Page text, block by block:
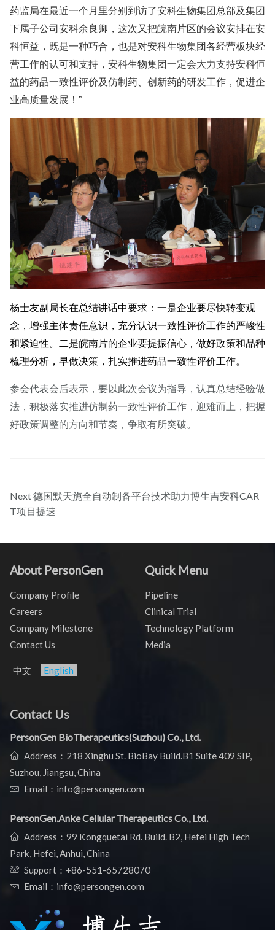
药监局在最近一个月里分别到访了安科生物集团总部及集团
下属子公司安科余良卿，这次又把皖南片区的会议安排在安
科恒益，既是一种巧合，也是对安科生物集团各经营板块经
营工作的认可和支持，安科生物集团一定会大力支持安科恒
益的药品一致性评价及仿制药、创新药的研发工作，促进企
业高质量发展！”
杨士友副局长在总结讲话中要求：一是企业要尽快转变观
念，增强主体责任意识，充分认识一致性评价工作的严峻性
和紧迫性。二是皖南片的企业要提振信心，做好政策和品种
梳理分析，早做决策，扎实推进药品一致性评价工作。
参会代表会后表示，要以此次会议为指导，认真总结经验做
法，积极落实推进仿制药一致性评价工作，迎难而上，把握
好政策调整的方向和节奏，争取有所突破。
Next德国默天旎全自动制备平台技术助力博生吉安科CAR
T项目提速
About PersonGen
Company Profile
Careers
Company Milestone
Contact Us
Quick Menu
Pipeline
Clinical Trial
Technology Platform
Media
中文 English
Contact Us
PersonGen BioTherapeutics(Suzhou) Co., Ltd.
Address：218 Xinghu St. BioBay Build.B1 Suite 409 SIP,
Suzhou, Jiangsu, China
Email：info@persongen.com
PersonGen.Anke Cellular Therapeutics Co., Ltd.
Address：99 Kongquetai Rd. Build. B2, Hefei High Tech
Park, Hefei, Anhui, China
Support： +86-551-65728070
Email：info@persongen.com